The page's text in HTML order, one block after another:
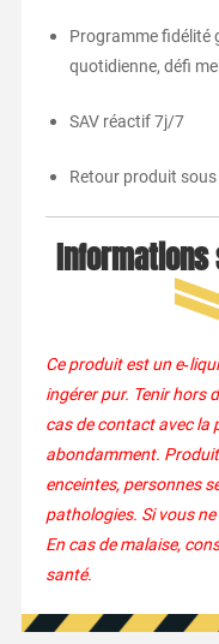
Programme fidélité
quotidienne, défi
SAV réactif 7j/7
Retour produit
Ce produit est un
ingérer pur. Tenir hors
cas de contact avec la
abondamment.
enceintes, personnes
pathologies. Si vous
En cas de malaise,
santé.